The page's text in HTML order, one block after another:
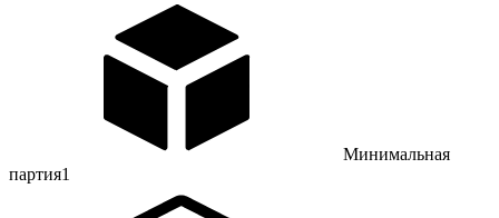
Минимальная
партия1